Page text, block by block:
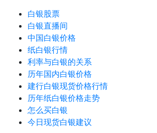
白银股票
白银直播间
中国白银价格
纸白银行情
利率与白银的关系
历年国内白银价格
建行白银现货价格行情
历年纸白银价格走势
怎么买白银
今日现货白银建议